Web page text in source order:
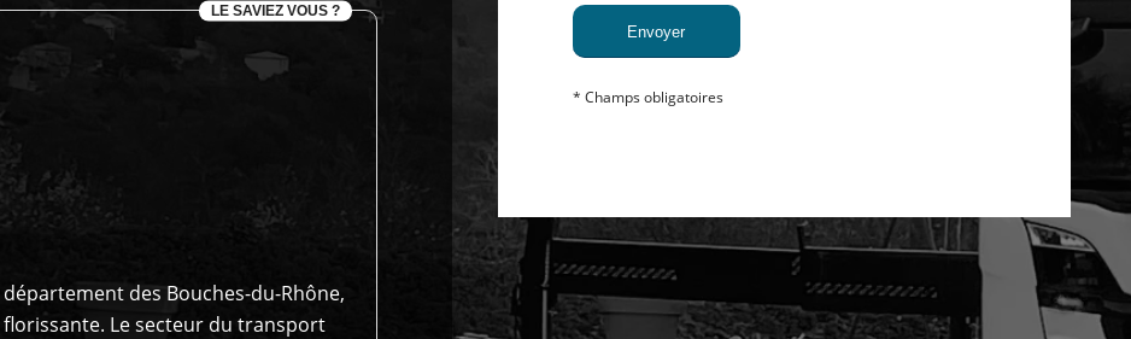
LE SAVIEZ VOUS ?
des Bouches-du-Rhône,
Le secteur du transport
* Champs obligatoires